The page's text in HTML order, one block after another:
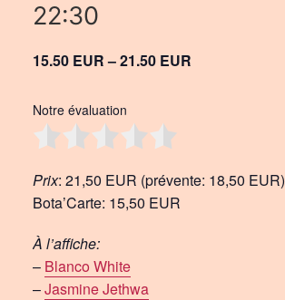
22:30
15.50 EUR – 21.50 EUR
Notre évaluation
Prix: 21,50 EUR (prévente: 18,50 EUR)
Bota’Carte: 15,50 EUR
À l’affiche:
– Blanco White
–Jasmine Jethwa